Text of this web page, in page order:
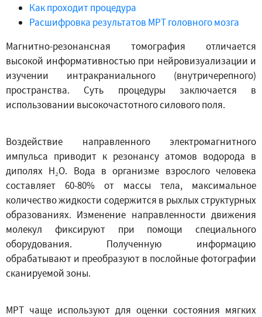
Как проходит процедура
Расшифровка результатов МРТ головного мозга
Магнитно-резонансная томография отличается
высокой информативностью при нейровизуализации и
изучении интракраниального (внутричерепного)
пространства. Суть процедуры заключается в
использовании высокочастотного силового поля.
Воздействие направленного электромагнитного
импульса приводит к резонансу атомов водорода в
диполях H₂O. Вода в организме взрослого человека
составляет 60-80% от массы тела, максимальное
количество жидкости содержится в рыхлых структурных
образованиях. Изменение направленности движения
молекул фиксируют при помощи специального
оборудования. Полученную информацию
обрабатывают и преобразуют в послойные фотографии
сканируемой зоны.
МРТ чаще используют для оценки состояния мягких